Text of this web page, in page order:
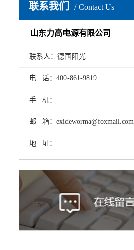
联系我们 Contact Us
山东力高电源有限公司
联系人：德国阳光
电 话：400-861-9819
手 机：
邮 箱：exideworma@foxmail.com
地 址：